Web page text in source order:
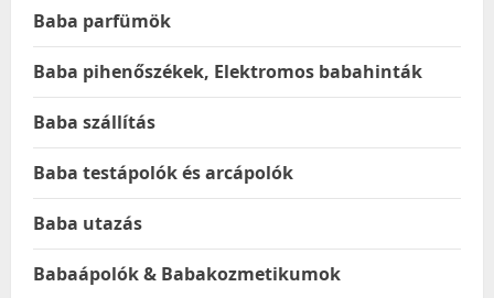
Baba parfümök
Baba pihenőszékek, Elektromos babahinták
Baba szállítás
Baba testápolók és arcápolók
Baba utazás
Babaápolók & Babakozmetikumok